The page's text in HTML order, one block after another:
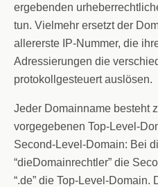
ergebenden
tun. Vielmehr ersetzt der
allererste IP-Nummer, die
Adressierungen die
protokollgesteuert auslösen.
Jeder Domainname besteht
vorgegebenen Top-Level-
Second-Level-Domain: Bei
“dieDomainrechtler” die
“.de” die Top-Level-Domain.